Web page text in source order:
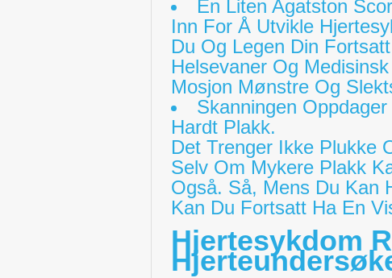
En Liten Agatston
Inn For Å Utvikle
Du Og Legen Din
Helsevaner Og
Mosjon Mønstre Og
Skanningen
Hardt Plakk.
Det Trenger Ikke Plukke
Selv Om Mykere Plakk
Også. Så, Mens Du Kan
Kan Du Fortsatt Ha En
Hjertesykdom